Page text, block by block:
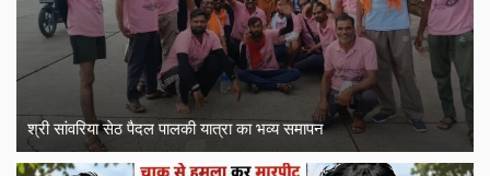
श्री सांवरिया सेठ पैदल पालकी यात्रा का भव्य समापन